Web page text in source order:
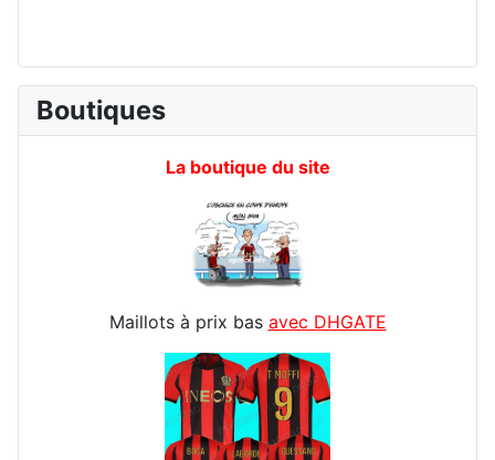
Boutiques
La boutique du site
Maillots à prix bas avec DHGATE